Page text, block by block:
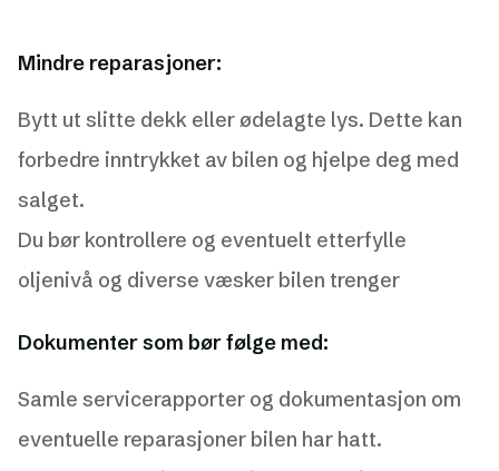
Mindre reparasjoner:
Bytt ut slitte dekk eller ødelagte lys. Dette kan
forbedre inntrykket av bilen og hjelpe deg med
salget.
Du bør kontrollere og eventuelt etterfylle
oljenivå og diverse væsker bilen trenger
Dokumenter som bør følge med:
Samle servicerapporter og dokumentasjon om
eventuelle reparasjoner bilen har hatt.